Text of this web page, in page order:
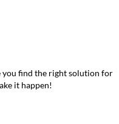
you find the right solution for
it happen!